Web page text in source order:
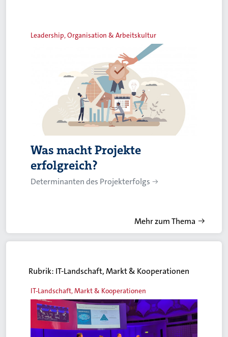
Leadership, Organisation & Arbeitskultur
Was macht Projekte
erfolgreich?
Determinanten des Projekterfolgs
Mehr zum Thema
Rubrik: IT-Landschaft, Markt & Kooperationen
IT-Landschaft, Markt & Kooperationen